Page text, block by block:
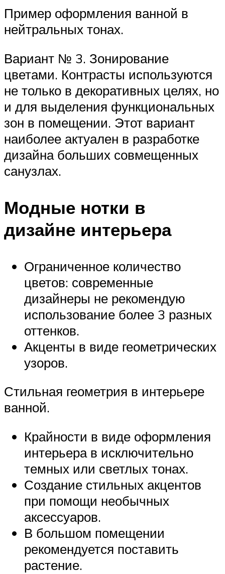
Пример оформления ванной в
нейтральных тонах.
Вариант № 3. Зонирование
цветами. Контрасты используются
не только в декоративных целях, но
и для выделения функциональных
зон в помещении. Этот вариант
наиболее актуален в разработке
дизайна больших совмещенных
санузлах.
Модные нотки в
дизайне интерьера
Ограниченное количество
цветов: современные
дизайнеры не рекомендую
использование более 3 разных
оттенков.
Акценты в виде геометрических
узоров.
Стильная геометрия в интерьере
ванной.
Крайности в виде оформления
интерьера в исключительно
темных или светлых тонах.
Создание стильных акцентов
при помощи необычных
аксессуаров.
В большом помещении
рекомендуется поставить
растение.